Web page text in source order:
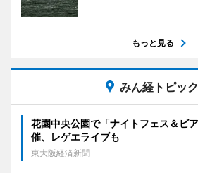
もっと見る
みん経トピッ
花園中央公園で「ナイトフェス＆ビ
催、レゲエライブも
東大阪経済新聞